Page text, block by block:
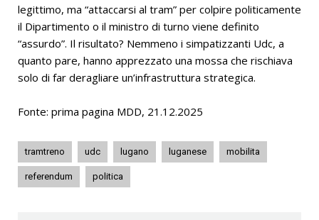
legittimo, ma “attaccarsi al tram” per colpire politicamente
il Dipartimento o il ministro di turno viene definito
“assurdo”. Il risultato? Nemmeno i simpatizzanti Udc, a
quanto pare, hanno apprezzato una mossa che rischiava
solo di far deragliare un’infrastruttura strategica.
Fonte: prima pagina MDD, 21.12.2025
tramtreno udc lugano luganese mobilita
referendum politica